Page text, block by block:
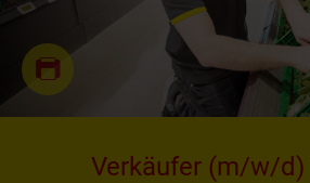
Verkäufer (m/w/d)